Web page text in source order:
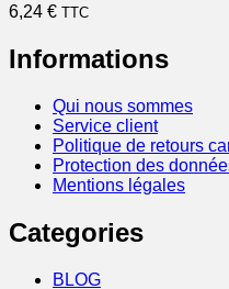
6,24 € TTC
Informations
Qui nous sommes
Service client
Politique de retours
Protection des
Mentions légales
Categories
BLOG